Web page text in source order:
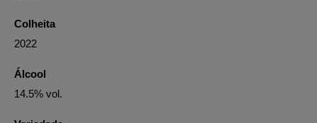
Colheita
2022
Álcool
14.5% vol.